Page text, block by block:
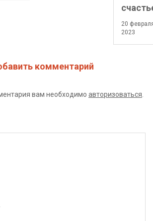
20
2023
комментарий
вам необходимо авторизоваться